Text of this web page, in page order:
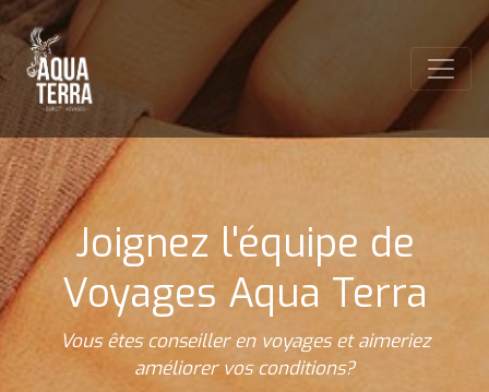
Joignez l'équipe de
Voyages Aqua Terra
Vous êtes conseiller en voyages et aimeriez
améliorer vos conditions?